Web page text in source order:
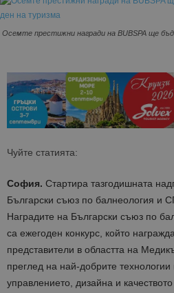
Осемте престижни награди на BUBSPA ще
Чуйте статията:
София. Стартира тазгодишната
Български съюз по балнеология и
Наградите на Български съюз по
са ежегоден конкурс, който
представители в областта на
преглед на най-добрите
управлението, дизайна и